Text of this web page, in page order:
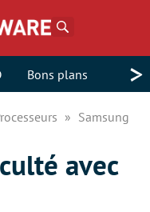
Bons plans >
Samsung
avec